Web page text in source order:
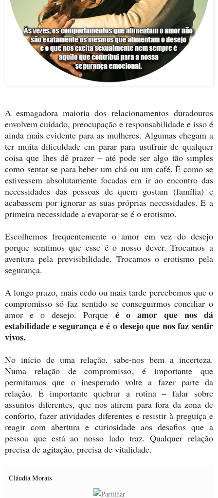
A esmagadora maioria dos relacionamentos duradouros
envolvem cuidado, preocupação e responsabilidade e isso é
ainda mais evidente para as mulheres. Algumas chegam a
ter muita dificuldade em parar para usufruir de qualquer
coisa que lhes dê prazer – até pode ser algo tão simples
como sentar-se para beber um chá ou um café. É como se
estivessem absolutamente focadas em ir ao encontro das
necessidades das pessoas de quem gostam (família) e
acabassem por ignorar as suas próprias necessidades. E a
primeira necessidade a evaporar-se é o erotismo.
Escolhemos frequentemente o amor em vez do desejo
porque sentimos que esse é o nosso dever. Trocamos a
aventura pela previsibilidade. Trocamos o erotismo pela
segurança.
A longo prazo, mais cedo ou mais tarde percebemos que o
compromisso só faz sentido se conseguirmos conciliar o
amor e o desejo. Porque é o amor que nos dá
estabilidade e segurança e é o desejo que nos faz sentir
vivos.
No início de uma relação, sabe-nos bem a incerteza.
Numa relação de compromisso, é importante que
permitamos que o inesperado volte a fazer parte da
relação. É importante quebrar a rotina – falar sobre
assuntos diferentes, que nos atirem para fora da zona de
conforto, fazer atividades diferentes e resistir à preguiça e
reagir com abertura e curiosidade aos desafios que a
pessoa que está ao nosso lado traz. Qualquer relação
precisa de agitação, precisa de vitalidade.
Cláudia Morais